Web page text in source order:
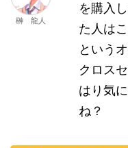
榊 龍人
を購入
た人は
という
クロス
はり気
ね？